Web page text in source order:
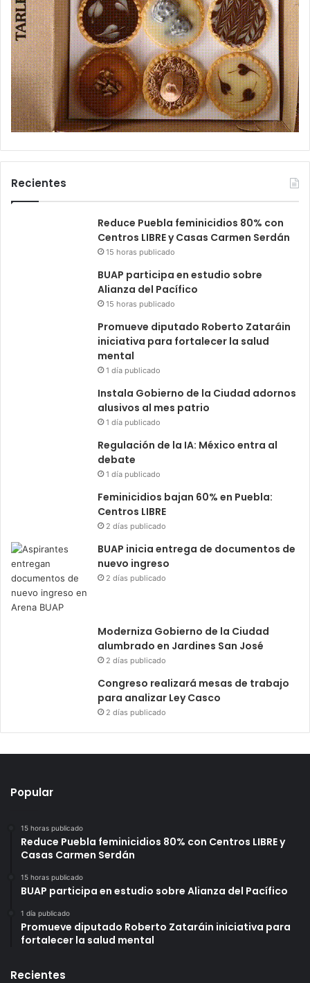
Recientes
Reduce Puebla feminicidios 80% con
Centros LIBRE y Casas Carmen Serdán
15 horas publicado
BUAP participa en estudio sobre
Alianza del Pacífico
15 horas publicado
Promueve diputado Roberto Zataráin
iniciativa para fortalecer la salud
mental
1 día publicado
Instala Gobierno de la Ciudad adornos
alusivos al mes patrio
1 día publicado
Regulación de la IA: México entra al
debate
1 día publicado
Feminicidios bajan 60% en Puebla:
Centros LIBRE
2 días publicado
BUAP inicia entrega de documentos de
nuevo ingreso
2 días publicado
Moderniza Gobierno de la Ciudad
alumbrado en Jardines San José
2 días publicado
Congreso realizará mesas de trabajo
para analizar Ley Casco
2 días publicado
Popular
15 horas publicado
Reduce Puebla feminicidios 80% con Centros LIBRE y
Casas Carmen Serdán
15 horas publicado
BUAP participa en estudio sobre Alianza del Pacífico
1 día publicado
Promueve diputado Roberto Zataráin iniciativa para
fortalecer la salud mental
Recientes